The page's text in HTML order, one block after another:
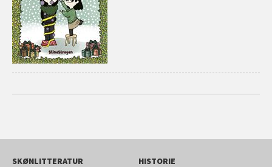
SKØNLITTERATUR
HISTORIE